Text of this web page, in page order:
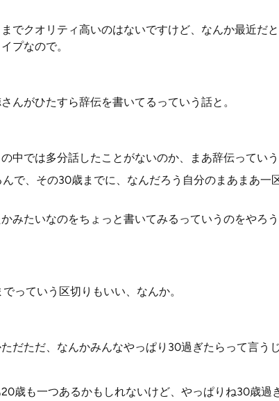
でクオリティ高いのはないですけど、なんか最近だ
プなので。
んがひたすら辞伝を書いてるっていう話と。
中では多分話したことがないのか、まあ辞伝っていう
で、その30歳までに、なんだろう自分のまあまあ一
みたいなのをちょっと書いてみるっていうのをやろ
っていう区切りもいい、なんか。
だただ、なんかみんなやっぱり30過ぎたらって言う
歳も一つあるかもしれないけど、やっぱりね30歳過